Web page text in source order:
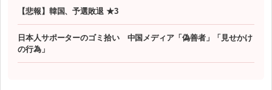
【悲報】韓国、予選敗退 ★3
日本人サポーターのゴミ拾い 中国メディア「偽善者」「見せかけ
の行為」